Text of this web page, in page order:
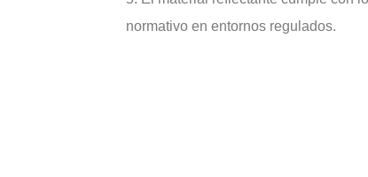
normativo en entornos regulados.